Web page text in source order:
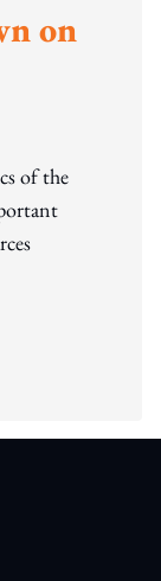
on
of the